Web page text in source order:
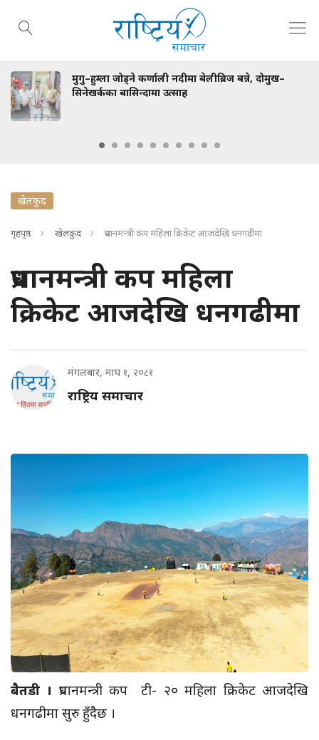
जोड्ने कर्णाली नदीमा बेलीब्रिज बन्ने, दोमुख–
बासिन्दामा उत्साह
खेलकुद
गृहपृष्ठ खेलकुद प्रधानमन्त्री कप महिला क्रिकेट आजदेखि धनगढीमा
प्रधानमन्त्री कप महिला
क्रिकेट आजदेखि धनगढीमा
मंगलबार, माघ १, २०८१
राष्ट्रिय समाचार
बैतडी । प्रधानमन्त्री कपटी- २० महिला क्रिकेट आजदेखि
धनगढीमा सुरु हुँदैछ ।